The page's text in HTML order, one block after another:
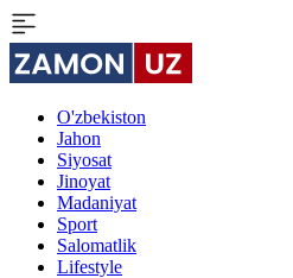
O'zbekiston
Jahon
Siyosat
Jinoyat
Madaniyat
Sport
Salomatlik
Lifestyle